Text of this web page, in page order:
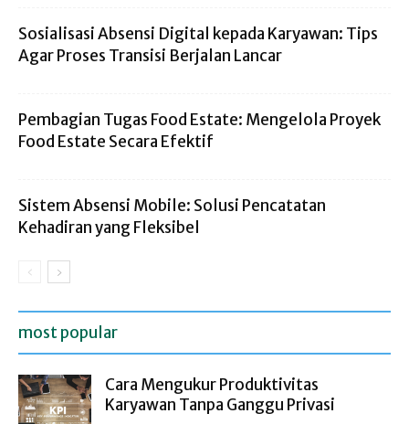
Sosialisasi Absensi Digital kepada Karyawan: Tips
Agar Proses Transisi Berjalan Lancar
Pembagian Tugas Food Estate: Mengelola Proyek
Food Estate Secara Efektif
Sistem Absensi Mobile: Solusi Pencatatan
Kehadiran yang Fleksibel
most popular
Cara Mengukur Produktivitas
Karyawan Tanpa Ganggu Privasi